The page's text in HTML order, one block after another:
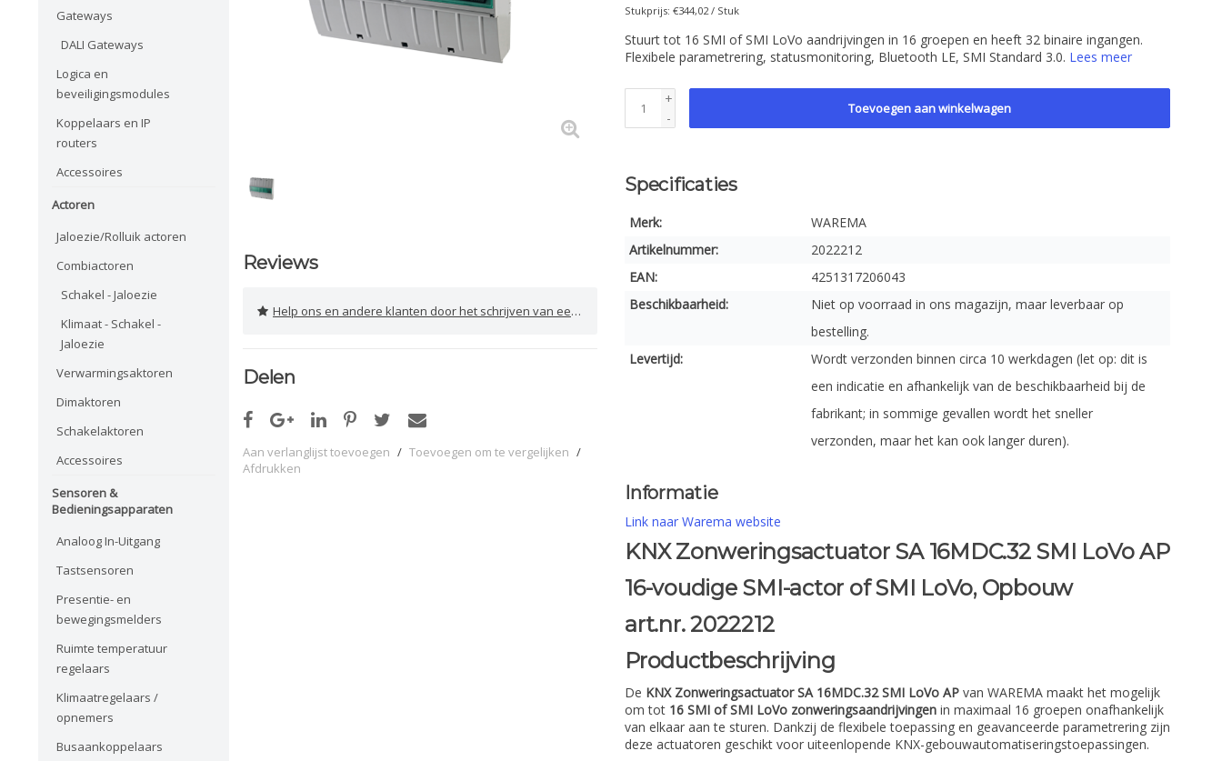
Gateways
DALI Gateways
Logica en
beveiligingsmodules
Koppelaars en IP
routers
Accessoires
Actoren
Jaloezie/Rolluik actoren
Combiactoren
Schakel - Jaloezie
Klimaat - Schakel -
Jaloezie
Verwarmingsaktoren
Dimaktoren
Schakelaktoren
Accessoires
Sensoren &
Bedieningsapparaten
Analoog In-Uitgang
Tastsensoren
Presentie- en
bewegingsmelders
Ruimte temperatuur
regelaars
Klimaatregelaars /
opnemers
Busaankoppelaars
Reviews
Help ons en andere klanten door het schrijven van een review
Delen
Aan verlanglijst toevoegen / Toevoegen om te vergelijken /
Afdrukken
Stukprijs: €344,02 / Stuk
Stuurt tot 16 SMI of SMI LoVo aandrijvingen in 16 groepen en heeft 32 binaire ingangen.
Flexibele parametrering, statusmonitoring, Bluetooth LE, SMI Standard 3.0. Lees meer
+
-
Toevoegen aan winkelwagen
Specificaties
Merk:
WAREMA
Artikelnummer:
2022212
EAN:
4251317206043
Beschikbaarheid:
Niet op voorraad in ons magazijn, maar leverbaar op
bestelling.
Levertijd:
Wordt verzonden binnen circa 10 werkdagen (let op: dit is
een indicatie en afhankelijk van de beschikbaarheid bij de
fabrikant; in sommige gevallen wordt het sneller
verzonden, maar het kan ook langer duren).
Informatie
Link naar Warema website
KNX Zonweringsactuator SA 16MDC.32 SMI LoVo AP
16-voudige SMI-actor of SMI LoVo, Opbouw
art.nr. 2022212
Productbeschrijving
De KNX Zonweringsactuator SA 16MDC.32 SMI LoVo AP van WAREMA maakt het mogelijk
om tot 16 SMI of SMI LoVo zonweringsaandrijvingen in maximaal 16 groepen onafhankelijk
van elkaar aan te sturen. Dankzij de flexibele toepassing en geavanceerde parametrering zijn
deze actuatoren geschikt voor uiteenlopende KNX-gebouwautomatiseringstoepassingen.